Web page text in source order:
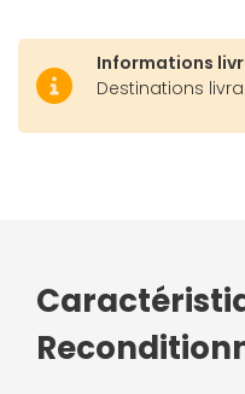
Informations
Destinations